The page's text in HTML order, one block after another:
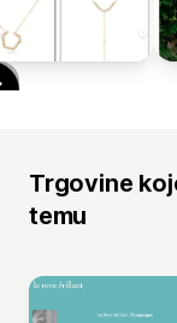
Trgovine
temu